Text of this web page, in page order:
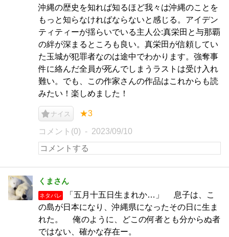
沖縄の歴史を知れば知るほど我々は沖縄のことを
もっと知らなければならないと感じる。アイデン
ティティーが揺らいでいる主人公:真栄田と与那覇
の絆が深まるところも良い。真栄田が信頼してい
た玉城が犯罪者なのは途中でわかります。強奪事
件に絡んだ全員が死んでしまうラストは受け入れ
難い。でも、この作家さんの作品はこれからも読
みたい！楽しめました！
ナイス ★3
コメント(0) 2023/09/10
くまさん
ネタバレ
「五月十五日生まれか…」 息子は、こ
の島が日本になり、沖縄県になったその日に生ま
れた。 俺のように、どこの何者とも分からぬ者
ではない、確かな存在ー。